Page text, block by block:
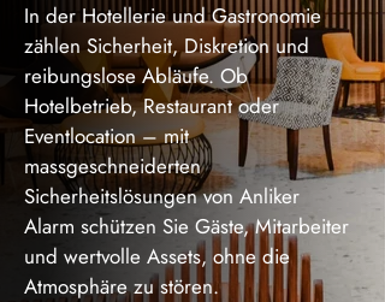
In der Hotellerie und Gastronomie
zählen Sicherheit, Diskretion und
reibungslose Abläufe. Ob
Hotelbetrieb, Restaurant oder
Eventlocation – mit
massgeschneiderten
Sicherheitslösungen von Anliker
Alarm schützen Sie Gäste, Mitarbeiter
und wertvolle Assets, ohne die
Atmosphäre zu stören.